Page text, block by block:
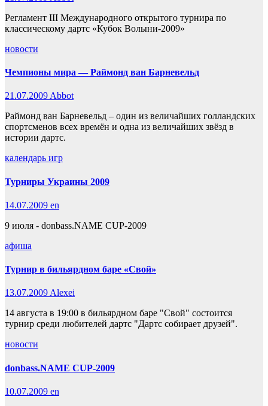
Регламент ІII Международного открытого турнира по
классическому дартс «Кубок Волыни-2009»
новости
Чемпионы мира — Раймонд ван Барневельд
21.07.2009Abbot
Раймонд ван Барневельд – один из величайших голландских
спортсменов всех времён и одна из величайших звёзд в
истории дартс.
календарь игр
Турниры Украины 2009
14.07.2009 en
9 июля - donbass.NAME CUP-2009
афиша
Турнир в бильярдном баре «Свой»
13.07.2009Alexei
14 августа в 19:00 в бильярдном баре "Свой" состоится
турнир среди любителей дартс "Дартс собирает друзей".
новости
donbass.NAME CUP-2009
10.07.2009 en